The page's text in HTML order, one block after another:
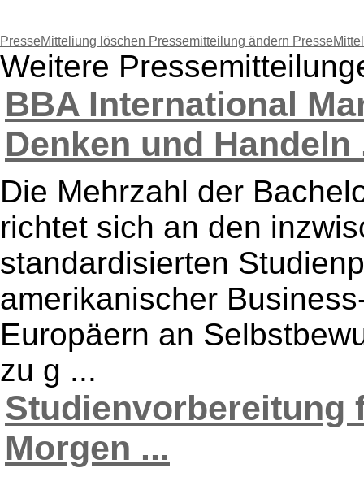
PresseMitteliung löschen Pressemitteilung ändern
Weitere
BBA International
Denken und Handeln
Die Mehrzahl der
richtet sich an den
standardisierten
amerikanischer
Europäern an
zu g ...
Studienvorbereitung
Morgen ...